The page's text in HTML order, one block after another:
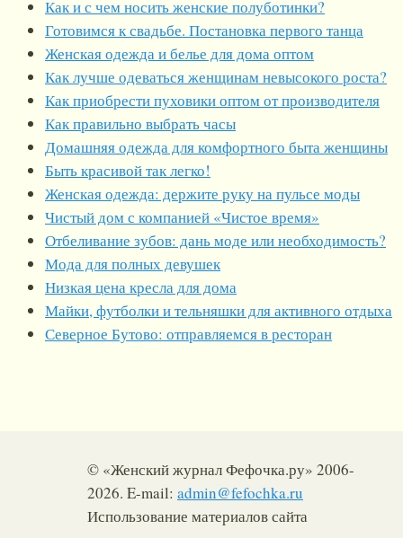
Как и с чем носить женские полуботинки?
Готовимся к свадьбе. Постановка первого танца
Женская одежда и белье для дома оптом
Как лучше одеваться женщинам невысокого роста?
Как приобрести пуховики оптом от производителя
Как правильно выбрать часы
Домашняя одежда для комфортного быта женщины
Быть красивой так легко!
Женская одежда: держите руку на пульсе моды
Чистый дом с компанией «Чистое время»
Отбеливание зубов: дань моде или необходимость?
Мода для полных девушек
Низкая цена кресла для дома
Майки, футболки и тельняшки для активного отдыха
Северное Бутово: отправляемся в ресторан
© «Женский журнал Фефочка.ру» 2006-
2026. E-mail: admin@fefochka.ru
Использование материалов сайта